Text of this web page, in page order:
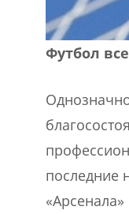
Футбол
последние